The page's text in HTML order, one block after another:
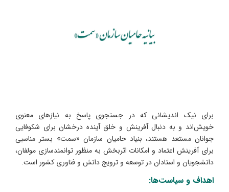
برای نیک اندیشانی که در جستجوی پاسخ به نیازهای معنوی
خویش‌ا‏ند و به دنبال آفرینش و خلق آینده درخشان برای شکوفایی
جوانان مستعد هستند، بنیاد حامیان سازمان «سمت» بستر مناسبی
برای آفرینش اعتماد و امکانات اثربخش به منظور توانمندسازی مولفان،
دانشجویان و استادان در توسعه و ترویج دانش و فناوری کشور است.
اهداف و سیاست‌ها: